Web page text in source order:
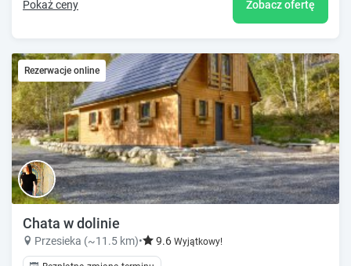
Pokaż ceny Zobacz ofertę
Rezerwacje online
Chata w dolinie
Przesieka (~11.5 km)• 9.6 Wyjątkowy!